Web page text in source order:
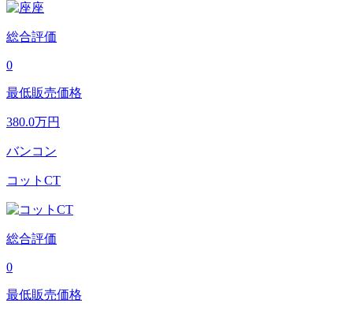
総合評価
0
最低販売価格
380.0万円
バンコン
コットCT
総合評価
0
最低販売価格